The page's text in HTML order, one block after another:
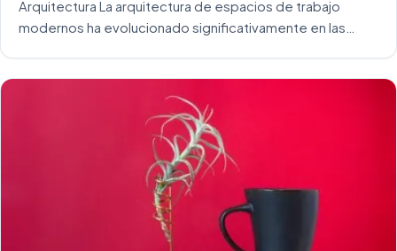
Arquitectura La arquitectura de espacios de trabajo
modernos ha evolucionado significativamente en las